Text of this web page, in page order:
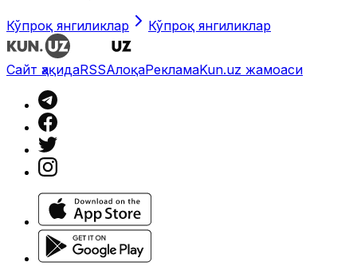
Кўпроқ янгиликлар Кўпроқ янгиликлар
Сайт ҳақидаRSSАлоқаРекламаKun.uz жамоаси